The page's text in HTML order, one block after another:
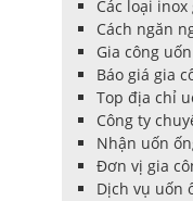
Các loại
Cách ngăn
Gia công
Báo giá gia
Top địa chỉ
Công ty
Nhận uốn
Đơn vị gia
Dịch vụ uốn